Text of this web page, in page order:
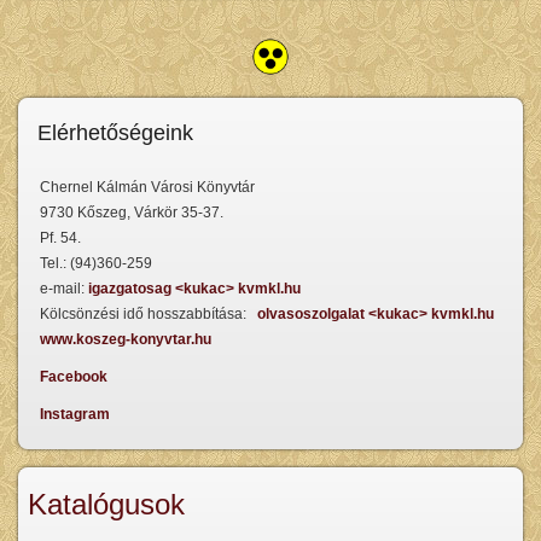
Elérhetőségeink
Chernel Kálmán Városi Könyvtár
9730 Kőszeg, Várkör 35-37.
Pf. 54.
Tel.: (94)360-259
e-mail: igazgatosag <kukac> kvmkl.hu
Kölcsönzési idő hosszabbítása: olvasoszolgalat <kukac> kvmkl.hu
www.koszeg-konyvtar.hu
Facebook
Instagram
Katalógusok